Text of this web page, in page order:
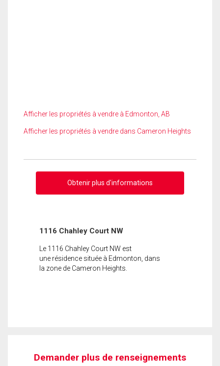
Afficher les propriétés à vendre à Edmonton, AB
Afficher les propriétés à vendre dans Cameron Heights
Obtenir plus d'informations
1116 Chahley Court NW
Le 1116 Chahley Court NW est
une résidence située à Edmonton, dans
la zone de Cameron Heights.
Demander plus de renseignements